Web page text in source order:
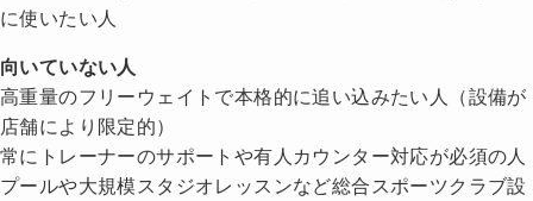
に使いたい人
向いていない人
高重量のフリーウェイトで本格的に追い込みたい人（設備が
店舗により限定的）
常にトレーナーのサポートや有人カウンター対応が必須の人
プールや大規模スタジオレッスンなど総合スポーツクラブ設